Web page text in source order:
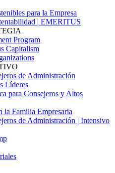
para la Empresa
| EMERITUS
Program
Capitalism
de Administración
Líderes
para Consejeros y Altos
la Familia Empresaria
de Administración | Intensivo